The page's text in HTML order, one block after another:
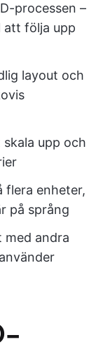
processen –
följa upp
layout och
upp och
flera enheter,
på språng
med andra